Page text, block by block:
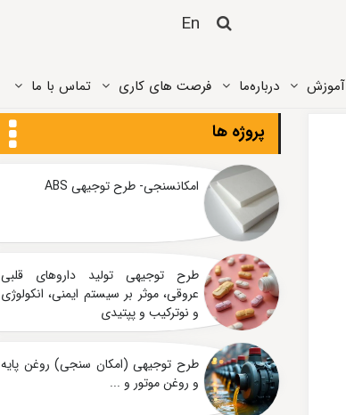
En
آموزش درباره‌ما فرصت های کاری تماس ‌با ما
پروژه ها
امکانسنجی- طرح توجیهی ABS
طرح توجیهی تولید داروهای قلبی
عروقی، موثر بر سیستم ایمنی، انکولوژی
و نوترکیب و پپتیدی
طرح توجیهی (امکان سنجی) روغن پایه
و روغن موتور و ...